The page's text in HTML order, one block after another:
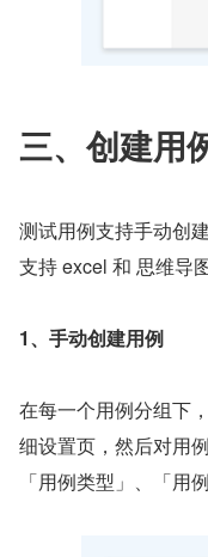
三、创建用
测试用例支持手动创
支持 excel 和 思维导
1、手动创建用例
在每一个用例分组下
细设置页，然后对用
「用例类型」、「用